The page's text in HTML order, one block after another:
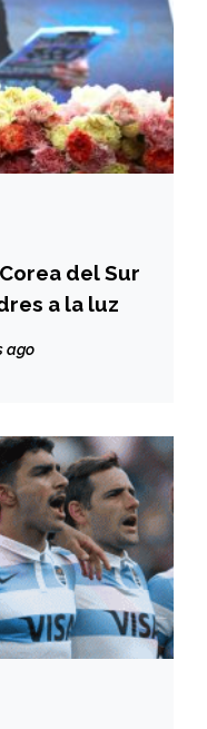
del Sur
a la luz
ago